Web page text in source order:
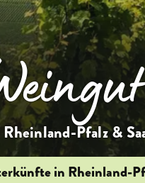
Pfalz &
in Rheinland-